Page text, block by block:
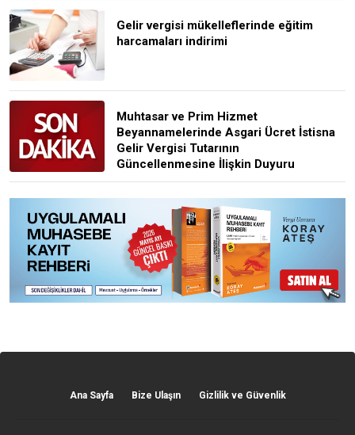
Gelir vergisi mükelleflerinde eğitim
harcamaları indirimi
Muhtasar ve Prim Hizmet
Beyannamelerinde Asgari Ücret İstisna
Gelir Vergisi Tutarının
Güncellenmesine İlişkin Duyuru
Ana Sayfa Bize Ulaşın Gizlilik ve Güvenlik